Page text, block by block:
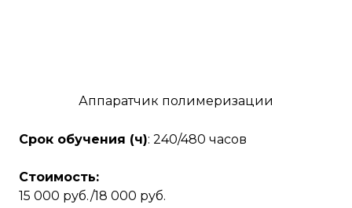
Аппаратчик полимеризации
Срок обучения (ч): 240/480 часов
Стоимость:
15 000 руб./18 000 руб.